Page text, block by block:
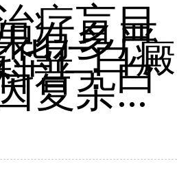
疗盲目
有多严
华仁白癜
普：白
复杂...